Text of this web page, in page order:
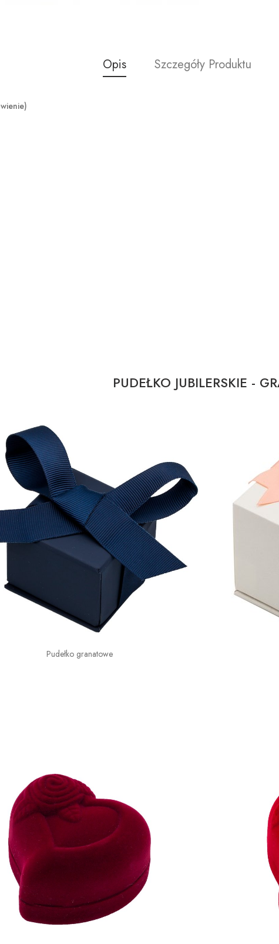
Opis Szczegóły Produktu
PUDEŁKO JUBILERSKIE -
Pudełko granatowe